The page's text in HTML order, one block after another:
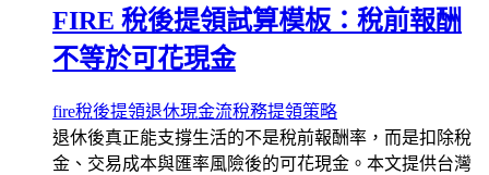
FIRE 稅後提領試算模板：稅前報酬
不等於可花現金
fire稅後提領退休現金流稅務提領策略
退休後真正能支撐生活的不是稅前報酬率，而是扣除稅
金、交易成本與匯率風險後的可花現金。本文提供台灣